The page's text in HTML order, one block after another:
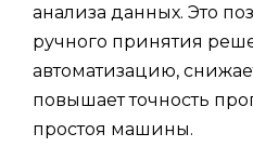
анализа данных. Это
ручного принятия
автоматизацию,
повышает точность
простоя машины.